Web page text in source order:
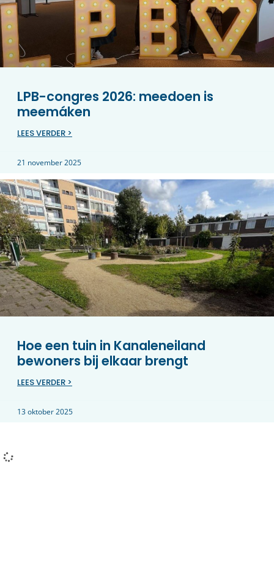
LPB-congres 2026: meedoen is
meemáken
LEES VERDER >
21 november 2025
Hoe een tuin in Kanaleneiland
bewoners bij elkaar brengt
LEES VERDER >
13 oktober 2025